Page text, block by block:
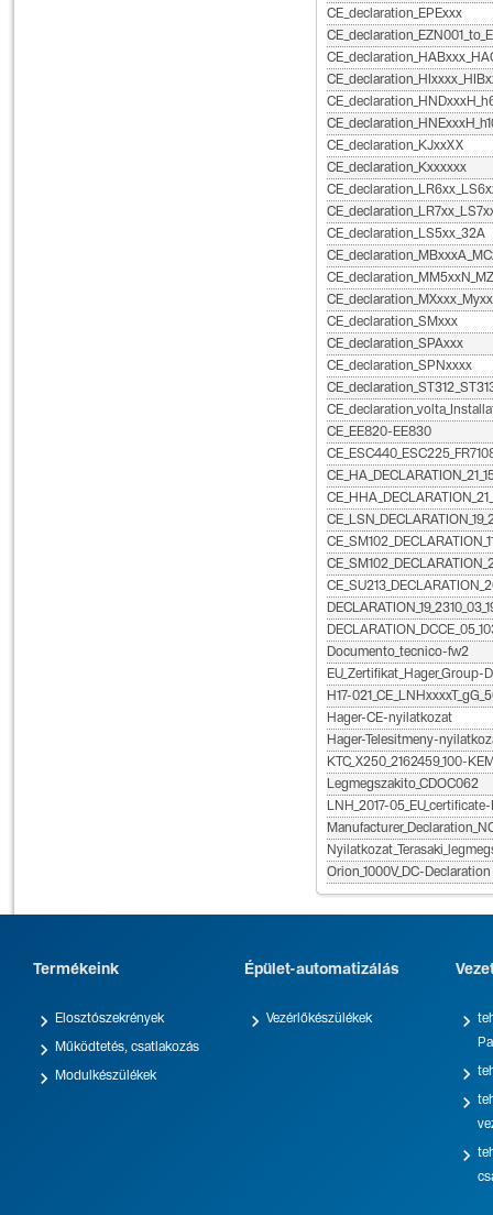
CE_declaration_EPExxx
CE_declaration_KJxxXX
CE_declaration_Kxxxxxx
CE_declaration_LS5xx_32A
CE_declaration_SMxxx
CE_declaration_SPAxxx
CE_declaration_SPNxxxx
CE_EE820-EE830
Documento_tecnico-fw2
EU_Zertifikat_Hager_Group-
H17-
Hager-CE-nyilatkozat
Hager-Telesitmeny-
KTC_X250_2162459_100-
Legmegszakito_CDOC062
LNH_2017-
Orion_1000V_DC-Declaration
Termékeink
 Elosztószekrények
 Működtetés, csatlakozás
 Modulkészülékek
Épület-automatizálás
 Vezérlőkészülékek 


